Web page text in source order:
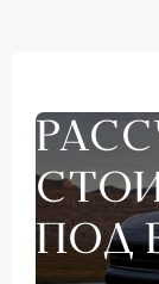
ПОД